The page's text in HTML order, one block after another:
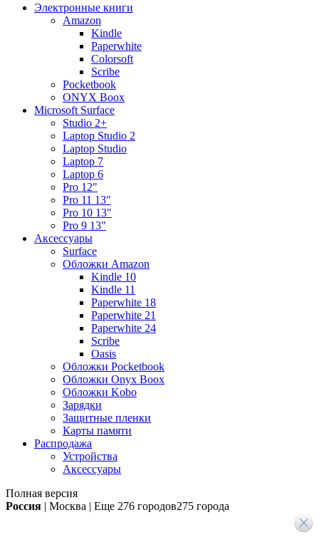
Электронные книги
Amazon
Kindle
Paperwhite
Colorsoft
Scribe
Pocketbook
ONYX Boox
Microsoft Surface
Studio 2+
Laptop Studio 2
Laptop Studio
Laptop 7
Laptop 6
Pro 12"
Pro 11 13"
Pro 10 13"
Pro 9 13"
Аксессуары
Surface
Обложки Amazon
Kindle 10
Kindle 11
Paperwhite 18
Paperwhite 21
Paperwhite 24
Scribe
Oasis
Обложки Pocketbook
Обложки Onyx Boox
Обложки Kobo
Зарядки
Защитные пленки
Карты памяти
Распродажа
Устройства
Аксессуары
Полная версия
Россия | Москва | Еще 276 городов275 города